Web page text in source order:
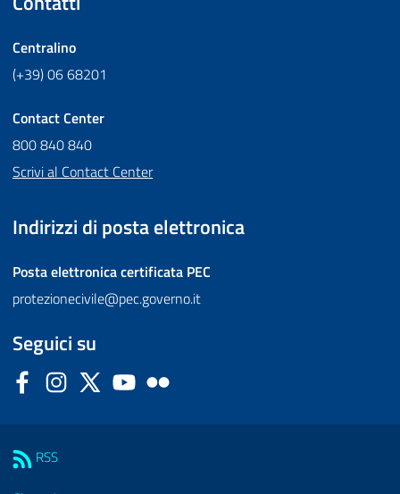
Centralino
(+39) 06 68201
Contact Center
800 840 840
Scrivi al Contact Center
Indirizzi di posta elettronica
Posta elettronica certificata PEC
protezionecivile@pec.governo.it
Seguici su
FacebookInstagram
Twitter YouTube
RSS